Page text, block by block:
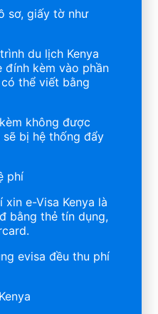
sơ, giấy tờ như
du lịch Kenya
đính kèm vào phần
thể viết bằng
không được
sẽ bị hệ thống đẩy
phí
xin e-Visa Kenya là
bằng thẻ tín dụng,
evisa đều thu phí